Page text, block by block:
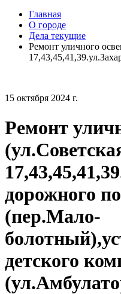
Главная
О городе
Дела текущие
Ремонт уличного
15 октября 2024 г.
Ремонт
дорожного
(пер.Мало-
детского